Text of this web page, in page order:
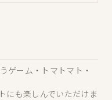
ゲーム・トマトマト・
にも楽しんでいただけま